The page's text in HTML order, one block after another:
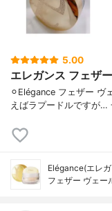
5.00
エレガンス フェザ
⚪︎Elégance フェザー ヴ
えばラプードルですが
Elégance(エレ
フェザー ヴェー